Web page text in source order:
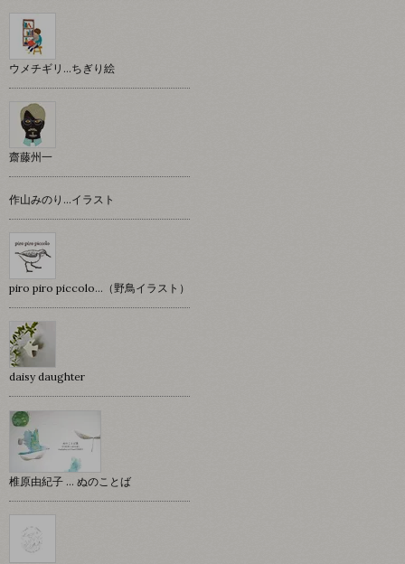
ウメチギリ…ちぎり絵
齋藤州一
作山みのり…イラスト
piro piro piccolo…（野鳥イラスト）
daisy daughter
椎原由紀子 ... ぬのことば